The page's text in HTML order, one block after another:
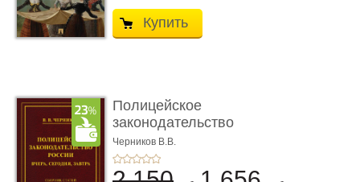
Купить
Полицейское
законодательство
России: вчера, с� ...
Черников В.В.